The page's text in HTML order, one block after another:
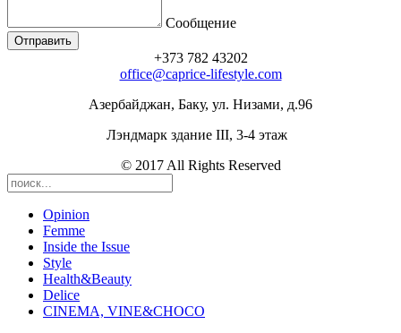
Сообщение
+373 782 43202
office@caprice-lifestyle.com
Азербайджан, Баку, ул. Низами, д.96
Лэндмарк здание III, 3-4 этаж
© 2017 All Rights Reserved
Opinion
Femme
Inside the Issue
Style
Health&Beauty
Delice
CINEMA, VINE&CHOCO